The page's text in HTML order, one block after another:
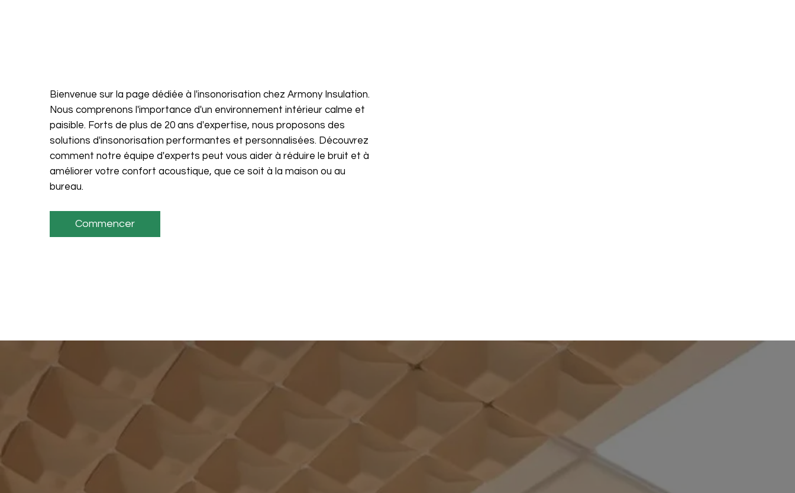
Bienvenue sur la page dédiée à l'insonorisation chez Armony Insulation.
Nous comprenons l'importance d'un environnement intérieur calme et
paisible. Forts de plus de 20 ans d'expertise, nous proposons des
solutions d'insonorisation performantes et personnalisées. Découvrez
comment notre équipe d'experts peut vous aider à réduire le bruit et à
améliorer votre confort acoustique, que ce soit à la maison ou au
bureau.
Commencer